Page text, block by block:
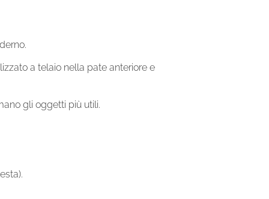
a telaio nella pate anteriore e
gli oggetti più utili.